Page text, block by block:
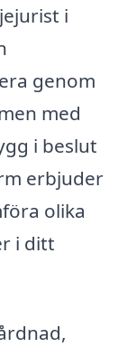
i
genom
med
i beslut
erbjuder
olika
i ditt